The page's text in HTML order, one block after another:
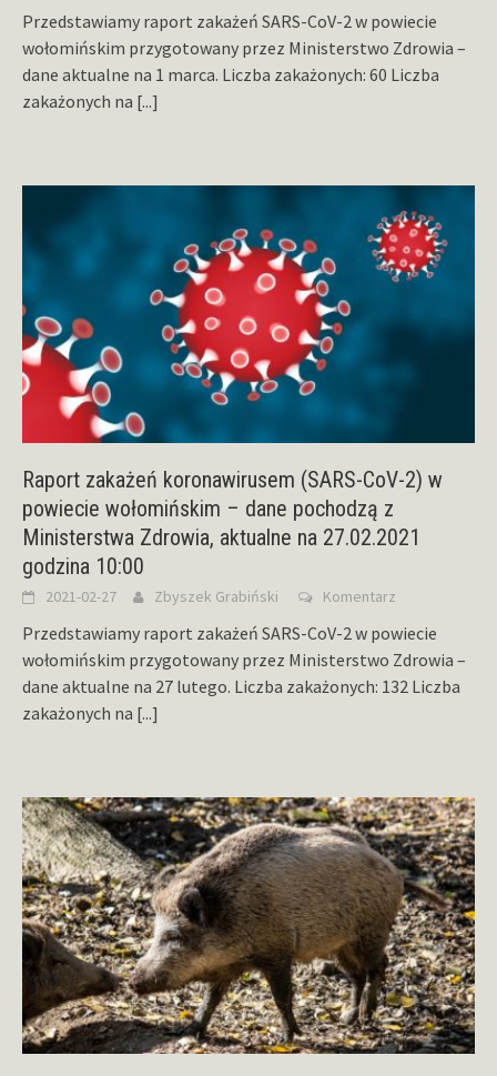
Przedstawiamy raport zakażeń SARS-CoV-2 w powiecie
wołomińskim przygotowany przez Ministerstwo Zdrowia –
dane aktualne na 1 marca. Liczba zakażonych: 60 Liczba
zakażonych na [...]
Raport zakażeń koronawirusem (SARS-CoV-2) w
powiecie wołomińskim – dane pochodzą z
Ministerstwa Zdrowia, aktualne na 27.02.2021
godzina 10:00
2021-02-27 Zbyszek Grabiński Komentarz
Przedstawiamy raport zakażeń SARS-CoV-2 w powiecie
wołomińskim przygotowany przez Ministerstwo Zdrowia –
dane aktualne na 27 lutego. Liczba zakażonych: 132 Liczba
zakażonych na [...]